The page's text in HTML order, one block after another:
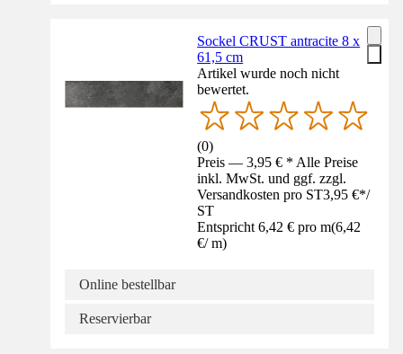
Sockel CRUST antracite 8 x
61,5 cm
Artikel wurde noch nicht
bewertet.
(0)
Preis — 3,95 € * Alle Preise
inkl. MwSt. und ggf. zzgl.
Versandkosten pro ST3,95 €*/
ST
Entspricht 6,42 € pro m(6,42
€/ m)
Online bestellbar
Reservierbar